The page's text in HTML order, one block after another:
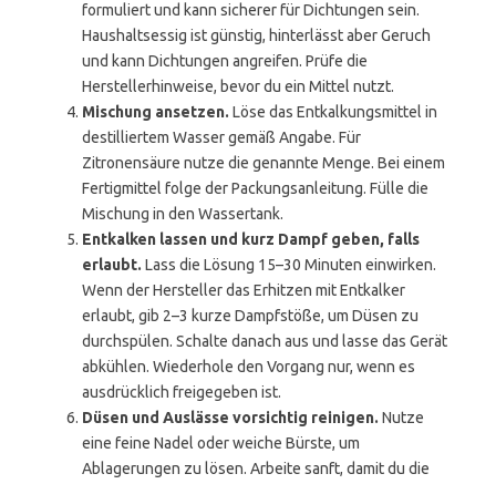
formuliert und kann sicherer für Dichtungen sein.
Haushaltsessig ist günstig, hinterlässt aber Geruch
und kann Dichtungen angreifen. Prüfe die
Herstellerhinweise, bevor du ein Mittel nutzt.
Mischung ansetzen. Löse das Entkalkungsmittel in
destilliertem Wasser gemäß Angabe. Für
Zitronensäure nutze die genannte Menge. Bei einem
Fertigmittel folge der Packungsanleitung. Fülle die
Mischung in den Wassertank.
Entkalken lassen und kurz Dampf geben, falls
erlaubt. Lass die Lösung 15–30 Minuten einwirken.
Wenn der Hersteller das Erhitzen mit Entkalker
erlaubt, gib 2–3 kurze Dampfstöße, um Düsen zu
durchspülen. Schalte danach aus und lasse das Gerät
abkühlen. Wiederhole den Vorgang nur, wenn es
ausdrücklich freigegeben ist.
Düsen und Auslässe vorsichtig reinigen. Nutze
eine feine Nadel oder weiche Bürste, um
Ablagerungen zu lösen. Arbeite sanft, damit du die